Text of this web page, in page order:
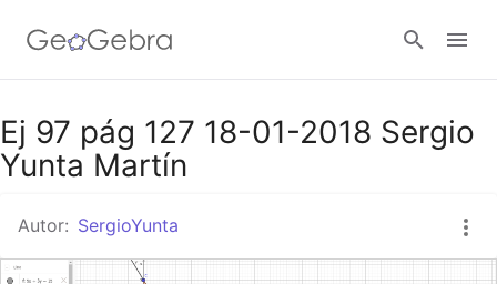
Google Classroom
Ej 97 pág 127 18-01-2018 Sergio
Yunta Martín
Autor: SergioYunta